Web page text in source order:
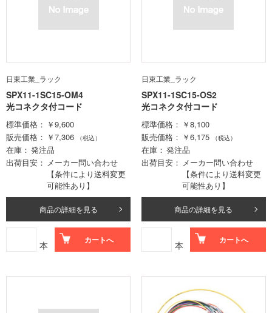
日東工業_ラック
SPX11-1SC15-OM4
光コネクタ付コード
標準価格
￥9,600
販売価格
￥7,306 （税込）
在庫
発注品
出荷目安
メーカー問い合わせ
【条件により送料変更
可能性あり】
商品の詳細を見る
本 カートへ
日東工業_ラック
SPX11-1SC15-OS2
光コネクタ付コード
標準価格
￥8,100
販売価格
￥6,175 （税込）
在庫
発注品
出荷目安
メーカー問い合わせ
【条件により送料変更
可能性あり】
商品の詳細を見る
本 カートへ